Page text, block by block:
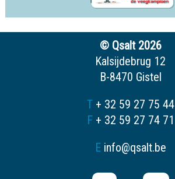
© Qsalt 2026
Kalsijdebrug 12
B-8470 Gistel
T + 32 59 27 75 44
F+ 32 59 27 74 71
E info@qsalt.be